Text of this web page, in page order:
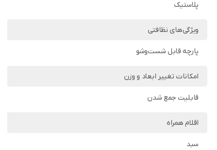
پلاستیک
ویژگی‌های نظافتی
پارچه قابل شست‌وشو
امکانات تغییر ابعاد و وزن
قابلیت جمع شدن
اقلام همراه
سبد